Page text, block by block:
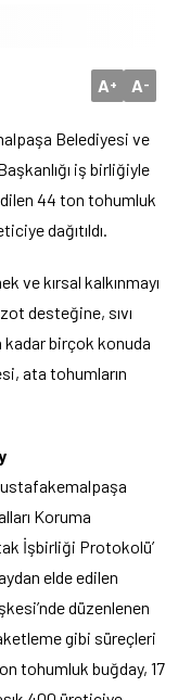
A+ A-
Belediyesi ve
iş birliğiyle
44 ton tohumluk
dağıtıldı.
ve kırsal kalkınmayı
desteğine, sıvı
kadar birçok konuda
ata tohumların
Koruma
İşbirliği Protokolü’
elde edilen
düzenlenen
gibi süreçleri
tohumluk buğday, 17